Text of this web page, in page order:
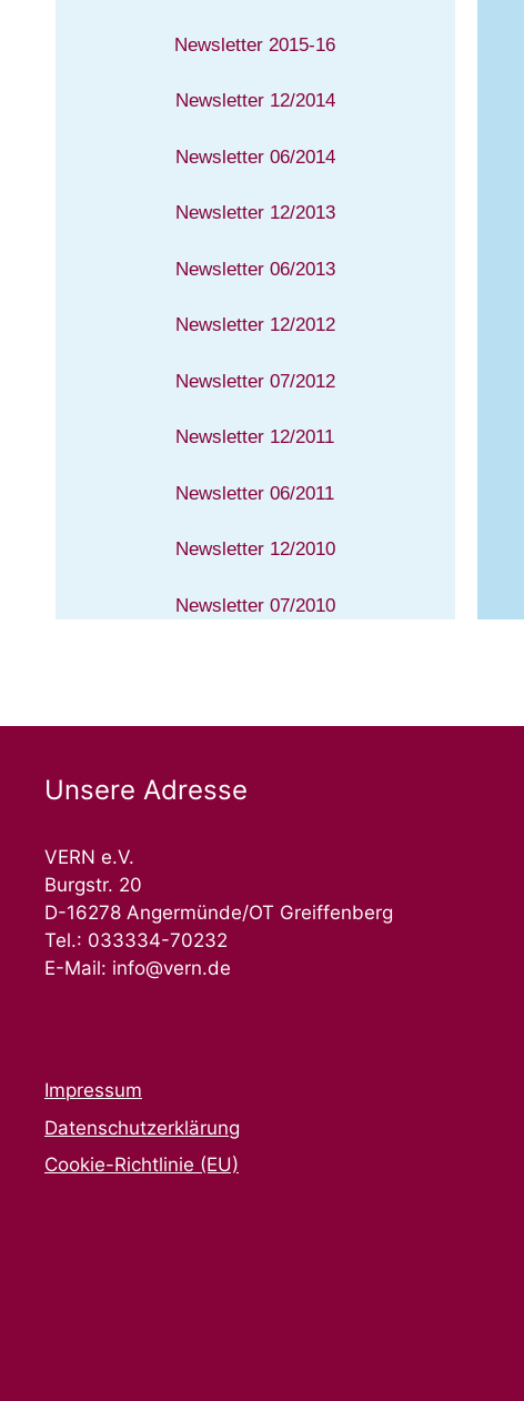
Newsletter 2015-16
Newsletter 12/2014
Newsletter 06/2014
Newsletter 12/2013
Newsletter 06/2013
Newsletter 12/2012
Newsletter 07/2012
Newsletter 12/2011
Newsletter 06/2011
Newsletter 12/2010
Newsletter 07/2010
Unsere Adresse
VERN e.V.
Burgstr. 20
D-16278 Angermünde/OT Greiffenberg
Tel.: 033334-70232
E-Mail: info@vern.de
Impressum
Datenschutzerklärung
Cookie-Richtlinie (EU)